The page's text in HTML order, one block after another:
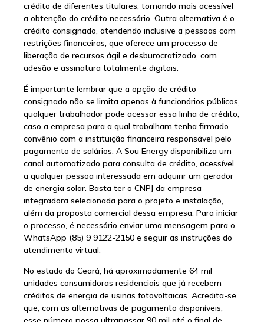
crédito de diferentes titulares, tornando mais acessível
a obtenção do crédito necessário. Outra alternativa é o
crédito consignado, atendendo inclusive a pessoas com
restrições financeiras, que oferece um processo de
liberação de recursos ágil e desburocratizado, com
adesão e assinatura totalmente digitais.
É importante lembrar que a opção de crédito
consignado não se limita apenas à funcionários públicos,
qualquer trabalhador pode acessar essa linha de crédito,
caso a empresa para a qual trabalham tenha firmado
convênio com a instituição financeira responsável pelo
pagamento de salários. A Sou Energy disponibiliza um
canal automatizado para consulta de crédito, acessível
a qualquer pessoa interessada em adquirir um gerador
de energia solar. Basta ter o CNPJ da empresa
integradora selecionada para o projeto e instalação,
além da proposta comercial dessa empresa. Para iniciar
o processo, é necessário enviar uma mensagem para o
WhatsApp (85) 9 9122-2150 e seguir as instruções do
atendimento virtual.
No estado do Ceará, há aproximadamente 64 mil
unidades consumidoras residenciais que já recebem
créditos de energia de usinas fotovoltaicas. Acredita-se
que, com as alternativas de pagamento disponíveis,